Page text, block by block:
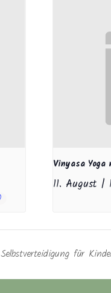
Vinyasa
11. August |
Selbstverteidigung für